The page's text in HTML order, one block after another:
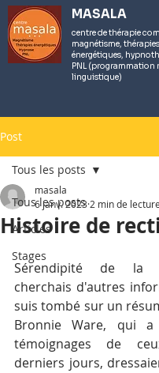
MASALA
centre de thérapie
magnétisme, thérapies
énergétiques,
PNL (programmation
linguistique)
Post
Tous les posts
Articles
Stages
Tous les posts
Histoire de
masala
6 janv. 2023 2 min de lecture
Sérendipité de la
cherchais d'autres
suis tombé sur un
Bronnie Ware, qui
témoignages de
derniers jours,